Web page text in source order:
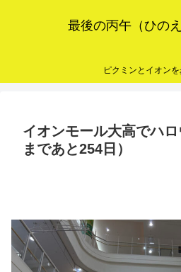
最後の丙午（ひの
ピクミンとイオン
イオンモール大高でハ
まであと254日）